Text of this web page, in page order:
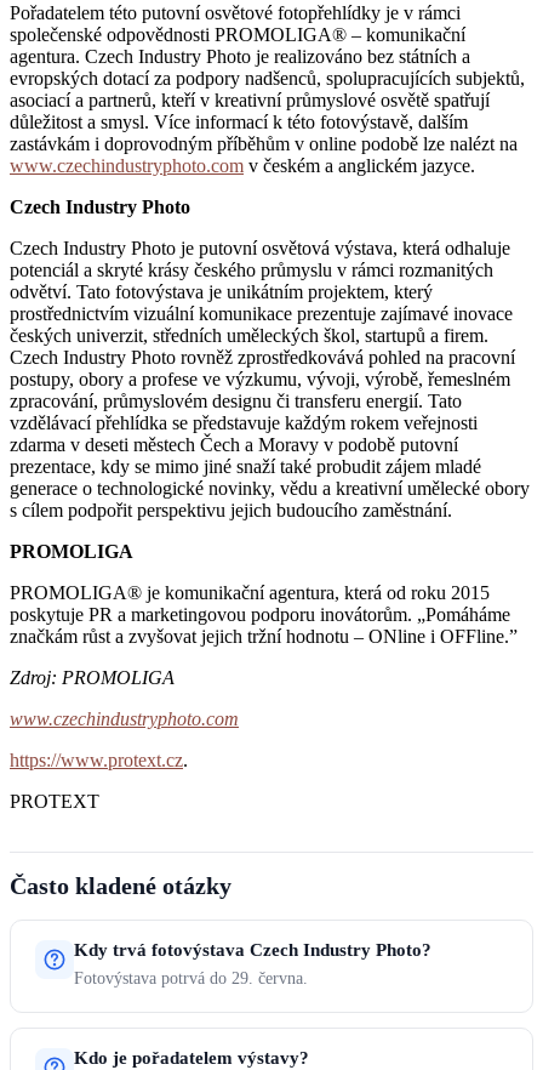
Pořadatelem této putovní osvětové fotopřehlídky je v rámci
společenské odpovědnosti PROMOLIGA® – komunikační
agentura. Czech Industry Photo je realizováno bez státních a
evropských dotací za podpory nadšenců, spolupracujících subjektů,
asociací a partnerů, kteří v kreativní průmyslové osvětě spatřují
důležitost a smysl. Více informací k této fotovýstavě, dalším
zastávkám i doprovodným příběhům v online podobě lze nalézt na
www.czechindustryphoto.com v českém a anglickém jazyce.
Czech Industry Photo
Czech Industry Photo je putovní osvětová výstava, která odhaluje
potenciál a skryté krásy českého průmyslu v rámci rozmanitých
odvětví. Tato fotovýstava je unikátním projektem, který
prostřednictvím vizuální komunikace prezentuje zajímavé inovace
českých univerzit, středních uměleckých škol, startupů a firem.
Czech Industry Photo rovněž zprostředkovává pohled na pracovní
postupy, obory a profese ve výzkumu, vývoji, výrobě, řemeslném
zpracování, průmyslovém designu či transferu energií. Tato
vzdělávací přehlídka se představuje každým rokem veřejnosti
zdarma v deseti městech Čech a Moravy v podobě putovní
prezentace, kdy se mimo jiné snaží také probudit zájem mladé
generace o technologické novinky, vědu a kreativní umělecké obory
s cílem podpořit perspektivu jejich budoucího zaměstnání.
PROMOLIGA
PROMOLIGA® je komunikační agentura, která od roku 2015
poskytuje PR a marketingovou podporu inovátorům. „Pomáháme
značkám růst a zvyšovat jejich tržní hodnotu – ONline i OFFline.”
Zdroj: PROMOLIGA
www.czechindustryphoto.com
https://www.protext.cz.
PROTEXT
Často kladené otázky
Kdy trvá fotovýstava Czech Industry Photo?
Fotovýstava potrvá do 29. června.
Kdo je pořadatelem výstavy?